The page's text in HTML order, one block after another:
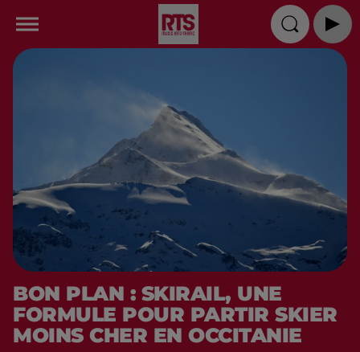
BON PLAN : SKIRAIL, UNE
FORMULE POUR PARTIR SKIER
MOINS CHER EN OCCITANIE